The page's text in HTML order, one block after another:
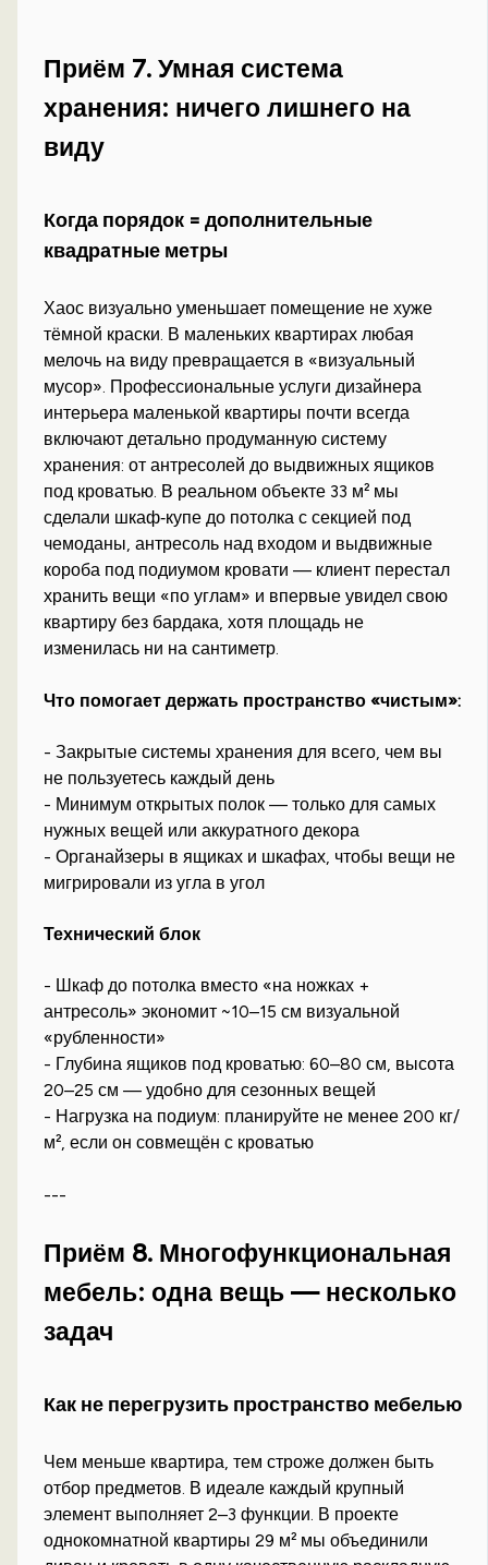
Приём 7. Умная система
хранения: ничего лишнего на
виду
Когда порядок = дополнительные
квадратные метры
Хаос визуально уменьшает помещение не хуже
тёмной краски. В маленьких квартирах любая
мелочь на виду превращается в «визуальный
мусор». Профессиональные услуги дизайнера
интерьера маленькой квартиры почти всегда
включают детально продуманную систему
хранения: от антресолей до выдвижных ящиков
под кроватью. В реальном объекте 33 м² мы
сделали шкаф‑купе до потолка с секцией под
чемоданы, антресоль над входом и выдвижные
короба под подиумом кровати — клиент перестал
хранить вещи «по углам» и впервые увидел свою
квартиру без бардака, хотя площадь не
изменилась ни на сантиметр.
Что помогает держать пространство «чистым»:
- Закрытые системы хранения для всего, чем вы
не пользуетесь каждый день
- Минимум открытых полок — только для самых
нужных вещей или аккуратного декора
- Органайзеры в ящиках и шкафах, чтобы вещи не
мигрировали из угла в угол
Технический блок
- Шкаф до потолка вместо «на ножках +
антресоль» экономит ~10–15 см визуальной
«рубленности»
- Глубина ящиков под кроватью: 60–80 см, высота
20–25 см — удобно для сезонных вещей
- Нагрузка на подиум: планируйте не менее 200 кг/
м², если он совмещён с кроватью
---
Приём 8. Многофункциональная
мебель: одна вещь — несколько
задач
Как не перегрузить пространство мебелью
Чем меньше квартира, тем строже должен быть
отбор предметов. В идеале каждый крупный
элемент выполняет 2–3 функции. В проекте
однокомнатной квартиры 29 м² мы объединили